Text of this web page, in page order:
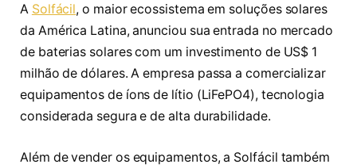
A Solfácil, o maior ecossistema em soluções solares
da América Latina, anunciou sua entrada no mercado
de baterias solares com um investimento de US$ 1
milhão de dólares. A empresa passa a comercializar
equipamentos de íons de lítio (LiFePO4), tecnologia
considerada segura e de alta durabilidade.
Além de vender os equipamentos, a Solfácil também